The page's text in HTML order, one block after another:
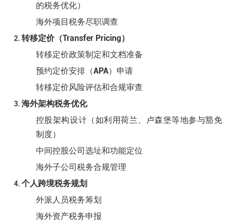
的税务优化）
海外项目税务尽职调查
转移定价（Transfer Pricing）
转移定价政策制定和文档准备
预约定价安排（APA）申请
转移定价风险评估和合规审查
海外架构税务优化
控股架构设计（如利用荷兰、卢森堡等地参与豁免
制度）
中间控股公司选址和功能定位
海外子公司税务合规管理
个人跨境税务规划
外派人员税务筹划
海外资产税务申报